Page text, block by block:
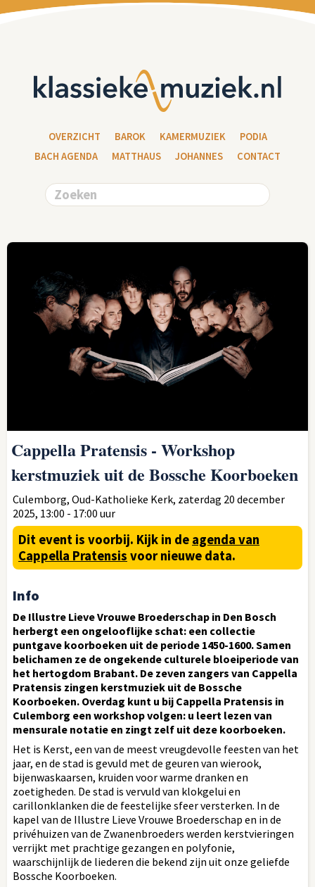
OVERZICHT BAROK KAMERMUZIEK
PODIA
BACH AGENDA
MATTHAUS JOHANNES CONTACT
Cappella Pratensis - Workshop
kerstmuziek uit de Bossche Koorboeken
Culemborg, Oud-Katholieke Kerk, zaterdag 20 december
2025, 13:00 - 17:00 uur
Dit event is voorbij. Kijk in de agenda van
Cappella Pratensis voor nieuwe data.
Info
De Illustre Lieve Vrouwe Broederschap in Den Bosch
herbergt een ongelooflijke schat: een collectie
puntgave koorboeken uit de periode 1450-1600. Samen
belichamen ze de ongekende culturele bloeiperiode van
het hertogdom Brabant. De zeven zangers van Cappella
Pratensis zingen kerstmuziek uit de Bossche
Koorboeken. Overdag kunt u bij Cappella Pratensis in
Culemborg een workshop volgen: u leert lezen van
mensurale notatie en zingt zelf uit deze koorboeken.
Het is Kerst, een van de meest vreugdevolle feesten van het
jaar, en de stad is gevuld met de geuren van wierook,
bijenwaskaarsen, kruiden voor warme dranken en
zoetigheden. De stad is vervuld van klokgelui en
carillonklanken die de feestelijke sfeer versterken. In de
kapel van de Illustre Lieve Vrouwe Broederschap en in de
privéhuizen van de Zwanenbroeders werden kerstvieringen
verrijkt met prachtige gezangen en polyfonie,
waarschijnlijk de liederen die bekend zijn uit onze geliefde
Bossche Koorboeken.